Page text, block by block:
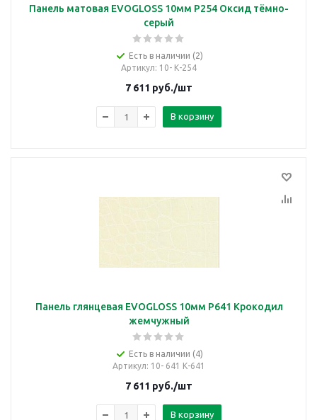
Панель матовая EVOGLOSS 10мм P254 Оксид тёмно-
серый
Есть в наличии (2)
Артикул: 10- К-254
7 611 руб./шт
В корзину
Панель глянцевая EVOGLOSS 10мм P641 Крокодил
жемчужный
Есть в наличии (4)
Артикул: 10- 641 К-641
7 611 руб./шт
В корзину